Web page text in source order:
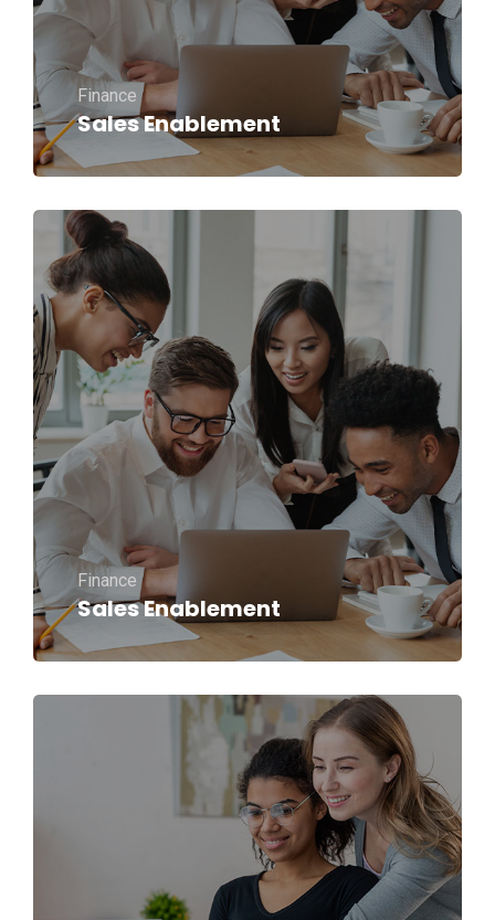
Sales Enablement
Finance
Sales Enablement
Finance